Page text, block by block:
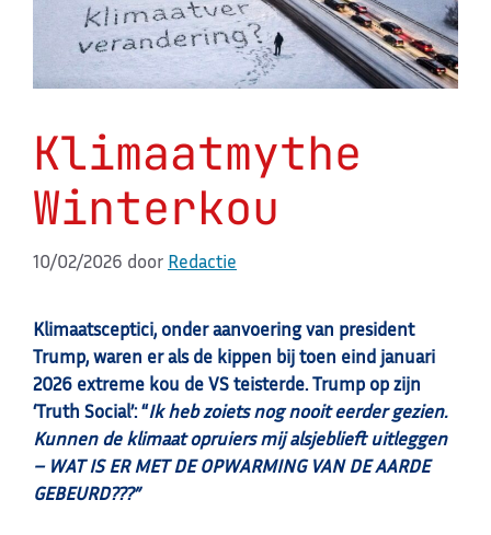
Klimaatmythe
Winterkou
10/02/2026 door Redactie
Klimaatsceptici, onder aanvoering van president
Trump, waren er als de kippen bij toen eind januari
2026 extreme kou de VS teisterde. Trump op zijn
‘Truth Social’: “Ik heb zoiets nog nooit eerder gezien.
Kunnen de klimaat opruiers mij alsjeblieft uitleggen
– WAT IS ER MET DE OPWARMING VAN DE AARDE
GEBEURD???”